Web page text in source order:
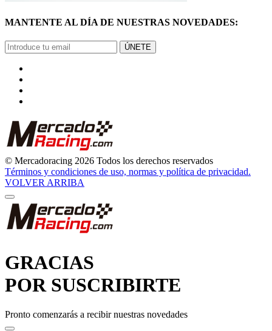
© Mercadoracing 2026 Todos los derechos reservados
Términos y condiciones de uso, normas y política de privacidad.
VOLVER ARRIBA
POR SUSCRIBIRTE